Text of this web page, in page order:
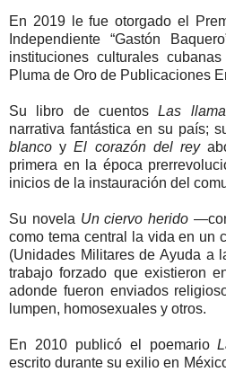
En 2019 le fue otorgado el
Independiente “Gastón
instituciones culturales
Pluma de Oro de Publicaciones
Su libro de cuentosLas
narrativa fantástica en su país;
blanco yEl corazón del rey
primera en la época
inicios de la instauración del
Su novela Un ciervo herido
como tema central la vida en un
(Unidades Militares de Ayuda a
trabajo forzado que existieron
adonde fueron enviados
lumpen, homosexuales y otros.
En 2010 publicó el poemario
escrito durante su exilio en